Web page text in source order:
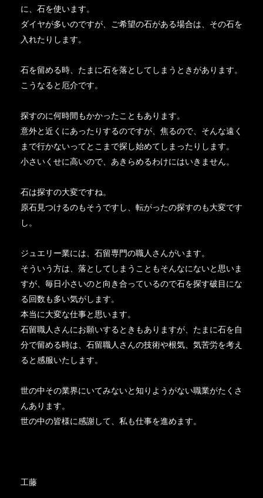
に、石を使います。
ダイヤが多いのですが、ご希望の石がある場合は、その石を
入れたりします。
石を留める時、たまに石を落としてしまうときがあります。
こうなると厄介です。
探すのに何時間もかかったこともあります。
意外と近くにあったりするのですが、焦るので、そんな遠く
まで行かないってとこまで探し始めてしまったりします。
小さいくせに高いので、あきらめるわけにはいきません。
石は探すの大変ですね。
原石見つけるのもそうですし、転がったの探すのも大変です
し。
ジュエリー業には、石留専門の職人さんがいます。
そういう方は、落としてしまうこともそんなにないと思いま
すが、毎日小さいのと向き合っているので石を探す破目にな
る回数も多い気がします。
本当に大変な仕事と思います。
石留職人さんにお願いするときもありますが、たまに石を自
分で留める時は、石留職人さんの技術や根気、気苦労を考え
ると感服いたします。
世の中その業界にいてみないと知りようがない職業がたくさ
んあります。
世の中の皆様に感謝して、私も仕事を進めます。
工藤